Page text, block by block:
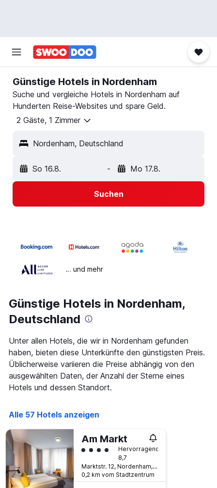
Günstige Hotels in Nordenham
Suche und vergleiche Hotels in Nordenham auf
Hunderten Reise-Websites und spare Geld.
2 Gäste, 1 Zimmer
Nordenham, Deutschland
So 16.8. - Mo 17.8.
Suchen
… und mehr
Günstige Hotels in Nordenham,
Deutschland
Unter allen Hotels, die wir in Nordenham gefunden
haben, bieten diese Unterkünfte den günstigsten Preis.
Üblicherweise variieren die Preise abhängig von den
ausgewählten Daten, der Anzahl der Sterne eines
Hotels und dessen Standort.
Alle 57 Hotels anzeigen
Am Markt
Bewertungskategorie 4
Hervorragend
8,7
Marktstr. 12, Nordenham, Niedersachsen, Deutschland
0,2 km vom Stadtzentrum